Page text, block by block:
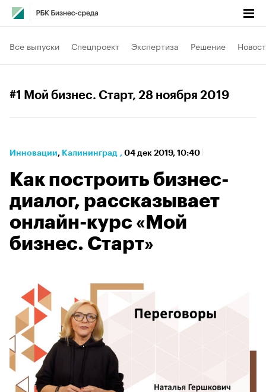
Все выпуски Спецпроект Экспертиза Решение
#1 Мой бизнес. Старт, 28 ноября 2019
Инновации⁠, Калининград , 04 дек 2019, 10:40
Как построить бизнес-
диалог, рассказывает
онлайн-курс «Мой
бизнес. Старт»